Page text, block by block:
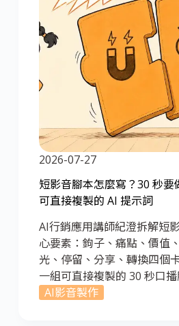
2026-07-27
短影音腳本怎麼寫？30 秒要
可直接複製的 AI 提示詞
AI行銷應用講師紀澄拆解短
心要素：鉤子、痛點、價值
光、停留、分享、轉換四個
一組可直接複製的 30 秒口播
AI影音製作